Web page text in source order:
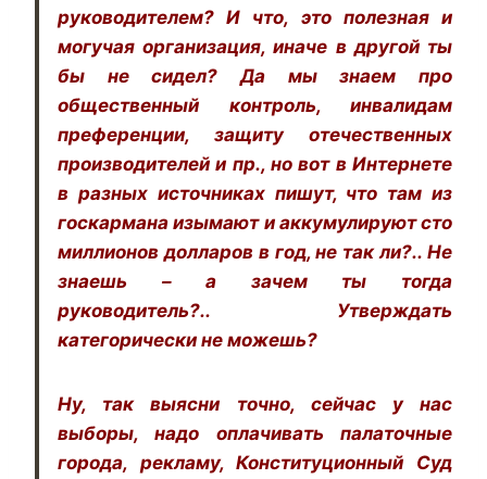
руководителем? И что, это полезная и
могучая организация, иначе в другой ты
бы не сидел? Да мы знаем про
общественный контроль, инвалидам
преференции, защиту отечественных
производителей и пр., но вот в Интернете
в разных источниках пишут, что там из
госкармана изымают и аккумулируют сто
миллионов долларов в год, не так ли?.. Не
знаешь – а зачем ты тогда
руководитель?.. Утверждать
категорически не можешь?
Ну, так выясни точно, сейчас у нас
выборы, надо оплачивать палаточные
города, рекламу, Конституционный Суд